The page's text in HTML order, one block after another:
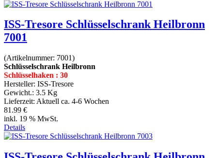
ISS-Tresore Schlüsselschrank Heilbronn
7001
(Artikelnummer: 7001)
Schlüsselschrank Heilbronn
Schlüsselhaken : 30
Hersteller: ISS-Tresore
Gewicht.: 3.5 Kg
Lieferzeit: Aktuell ca. 4-6 Wochen
81.99 €
inkl. 19 % MwSt.
Details